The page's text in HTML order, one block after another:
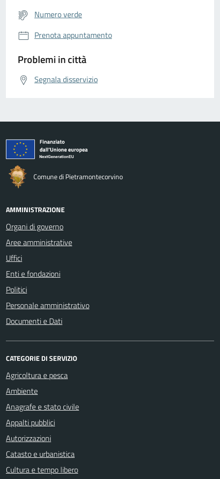
Numero verde
Prenota appuntamento
Problemi in città
Segnala disservizio
Comune di Pietramontecorvino
AMMINISTRAZIONE
Organi di governo
Aree amministrative
Uffici
Enti e fondazioni
Politici
Personale amministrativo
Documenti e Dati
CATEGORIE DI SERVIZIO
Agricoltura e pesca
Ambiente
Anagrafe e stato civile
Appalti pubblici
Autorizzazioni
Catasto e urbanistica
Cultura e tempo libero